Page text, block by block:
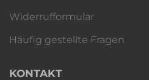
Widerrufformular
Häufig gestellte Fragen
KONTAKT